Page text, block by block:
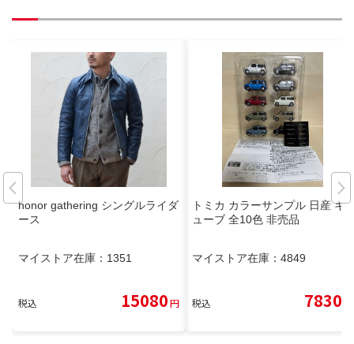
honor gathering シングルライダ
ース
マイストア在庫： 1351
税込 15080円
トミカ カラーサンプル 日産 キ
ューブ 全10色 非売品
マイストア在庫： 4849
税込 7830